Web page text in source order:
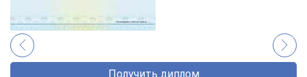
Получить диплом